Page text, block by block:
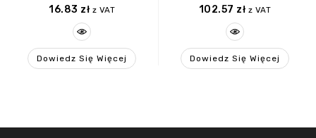
16.83 zł z VAT
Dowiedz Się Więcej
102.57 zł z VAT
Dowiedz Się Więcej